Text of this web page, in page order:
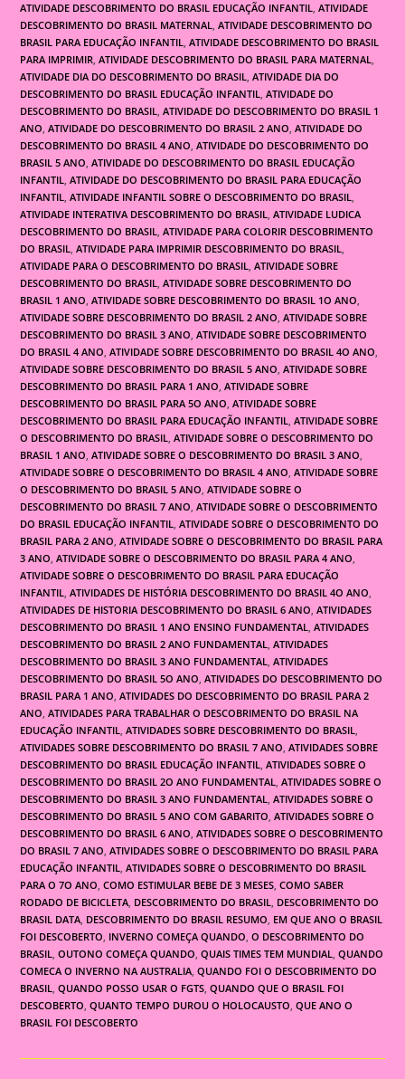
ATIVIDADE DESCOBRIMENTO DO BRASIL EDUCAÇÃO INFANTIL, ATIVIDADE
DESCOBRIMENTO DO BRASIL MATERNAL, ATIVIDADE DESCOBRIMENTO DO
BRASIL PARA EDUCAÇÃO INFANTIL, ATIVIDADE DESCOBRIMENTO DO BRASIL
PARA IMPRIMIR, ATIVIDADE DESCOBRIMENTO DO BRASIL PARA MATERNAL,
ATIVIDADE DIA DO DESCOBRIMENTO DO BRASIL, ATIVIDADE DIA DO
DESCOBRIMENTO DO BRASIL EDUCAÇÃO INFANTIL, ATIVIDADE DO
DESCOBRIMENTO DO BRASIL, ATIVIDADE DO DESCOBRIMENTO DO BRASIL 1
ANO, ATIVIDADE DO DESCOBRIMENTO DO BRASIL 2 ANO, ATIVIDADE DO
DESCOBRIMENTO DO BRASIL 4 ANO, ATIVIDADE DO DESCOBRIMENTO DO
BRASIL 5 ANO, ATIVIDADE DO DESCOBRIMENTO DO BRASIL EDUCAÇÃO
INFANTIL, ATIVIDADE DO DESCOBRIMENTO DO BRASIL PARA EDUCAÇÃO
INFANTIL, ATIVIDADE INFANTIL SOBRE O DESCOBRIMENTO DO BRASIL,
ATIVIDADE INTERATIVA DESCOBRIMENTO DO BRASIL, ATIVIDADE LUDICA
DESCOBRIMENTO DO BRASIL, ATIVIDADE PARA COLORIR DESCOBRIMENTO
DO BRASIL, ATIVIDADE PARA IMPRIMIR DESCOBRIMENTO DO BRASIL,
ATIVIDADE PARA O DESCOBRIMENTO DO BRASIL, ATIVIDADE SOBRE
DESCOBRIMENTO DO BRASIL, ATIVIDADE SOBRE DESCOBRIMENTO DO
BRASIL 1 ANO, ATIVIDADE SOBRE DESCOBRIMENTO DO BRASIL 1O ANO,
ATIVIDADE SOBRE DESCOBRIMENTO DO BRASIL 2 ANO, ATIVIDADE SOBRE
DESCOBRIMENTO DO BRASIL 3 ANO, ATIVIDADE SOBRE DESCOBRIMENTO
DO BRASIL 4 ANO, ATIVIDADE SOBRE DESCOBRIMENTO DO BRASIL 4O ANO,
ATIVIDADE SOBRE DESCOBRIMENTO DO BRASIL 5 ANO, ATIVIDADE SOBRE
DESCOBRIMENTO DO BRASIL PARA 1 ANO, ATIVIDADE SOBRE
DESCOBRIMENTO DO BRASIL PARA 5O ANO, ATIVIDADE SOBRE
DESCOBRIMENTO DO BRASIL PARA EDUCAÇÃO INFANTIL, ATIVIDADE SOBRE
O DESCOBRIMENTO DO BRASIL, ATIVIDADE SOBRE O DESCOBRIMENTO DO
BRASIL 1 ANO, ATIVIDADE SOBRE O DESCOBRIMENTO DO BRASIL 3 ANO,
ATIVIDADE SOBRE O DESCOBRIMENTO DO BRASIL 4 ANO, ATIVIDADE SOBRE
O DESCOBRIMENTO DO BRASIL 5 ANO, ATIVIDADE SOBRE O
DESCOBRIMENTO DO BRASIL 7 ANO, ATIVIDADE SOBRE O DESCOBRIMENTO
DO BRASIL EDUCAÇÃO INFANTIL, ATIVIDADE SOBRE O DESCOBRIMENTO DO
BRASIL PARA 2 ANO, ATIVIDADE SOBRE O DESCOBRIMENTO DO BRASIL PARA
3 ANO, ATIVIDADE SOBRE O DESCOBRIMENTO DO BRASIL PARA 4 ANO,
ATIVIDADE SOBRE O DESCOBRIMENTO DO BRASIL PARA EDUCAÇÃO
INFANTIL, ATIVIDADES DE HISTÓRIA DESCOBRIMENTO DO BRASIL 4O ANO,
ATIVIDADES DE HISTORIA DESCOBRIMENTO DO BRASIL 6 ANO, ATIVIDADES
DESCOBRIMENTO DO BRASIL 1 ANO ENSINO FUNDAMENTAL, ATIVIDADES
DESCOBRIMENTO DO BRASIL 2 ANO FUNDAMENTAL, ATIVIDADES
DESCOBRIMENTO DO BRASIL 3 ANO FUNDAMENTAL, ATIVIDADES
DESCOBRIMENTO DO BRASIL 5O ANO, ATIVIDADES DO DESCOBRIMENTO DO
BRASIL PARA 1 ANO, ATIVIDADES DO DESCOBRIMENTO DO BRASIL PARA 2
ANO, ATIVIDADES PARA TRABALHAR O DESCOBRIMENTO DO BRASIL NA
EDUCAÇÃO INFANTIL, ATIVIDADES SOBRE DESCOBRIMENTO DO BRASIL,
ATIVIDADES SOBRE DESCOBRIMENTO DO BRASIL 7 ANO, ATIVIDADES SOBRE
DESCOBRIMENTO DO BRASIL EDUCAÇÃO INFANTIL, ATIVIDADES SOBRE O
DESCOBRIMENTO DO BRASIL 2O ANO FUNDAMENTAL, ATIVIDADES SOBRE O
DESCOBRIMENTO DO BRASIL 3 ANO FUNDAMENTAL, ATIVIDADES SOBRE O
DESCOBRIMENTO DO BRASIL 5 ANO COM GABARITO, ATIVIDADES SOBRE O
DESCOBRIMENTO DO BRASIL 6 ANO, ATIVIDADES SOBRE O DESCOBRIMENTO
DO BRASIL 7 ANO, ATIVIDADES SOBRE O DESCOBRIMENTO DO BRASIL PARA
EDUCAÇÃO INFANTIL, ATIVIDADES SOBRE O DESCOBRIMENTO DO BRASIL
PARA O 7O ANO, COMO ESTIMULAR BEBE DE 3 MESES, COMO SABER
RODADO DE BICICLETA, DESCOBRIMENTO DO BRASIL, DESCOBRIMENTO DO
BRASIL DATA, DESCOBRIMENTO DO BRASIL RESUMO, EM QUE ANO O BRASIL
FOI DESCOBERTO, INVERNO COMEÇA QUANDO, O DESCOBRIMENTO DO
BRASIL, OUTONO COMEÇA QUANDO, QUAIS TIMES TEM MUNDIAL, QUANDO
COMECA O INVERNO NA AUSTRALIA, QUANDO FOI O DESCOBRIMENTO DO
BRASIL, QUANDO POSSO USAR O FGTS, QUANDO QUE O BRASIL FOI
DESCOBERTO, QUANTO TEMPO DUROU O HOLOCAUSTO, QUE ANO O
BRASIL FOI DESCOBERTO